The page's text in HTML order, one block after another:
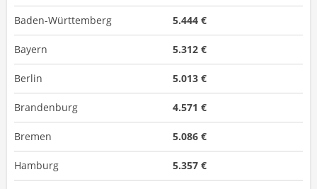
Baden-Württemberg 5.444 €
Bayern 5.312 €
Berlin 5.013 €
Brandenburg 4.571 €
Bremen 5.086 €
Hamburg 5.357 €